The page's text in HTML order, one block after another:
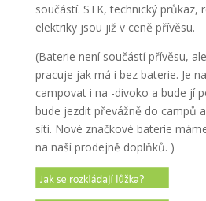
součástí. STK, technický průkaz,
elektriky jsou již v ceně přívěsu.
(Baterie není součástí přívěsu,
pracuje jak má i bez baterie. Je
campovat i na -divoko a bude jí
bude jezdit převážně do campů
síti. Nové značkové baterie
na naší prodejně doplňků. )